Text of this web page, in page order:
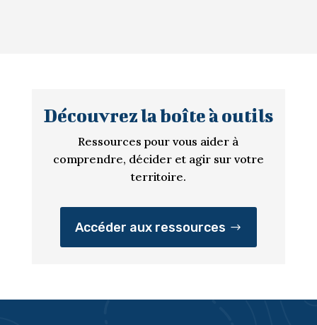
Découvrez la boîte à outils
Ressources pour vous aider à
comprendre, décider et agir sur votre
territoire.
Accéder aux ressources